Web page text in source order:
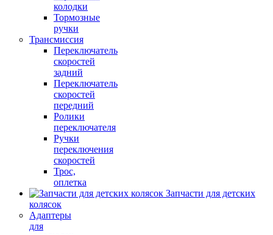
колодки
Тормозные
ручки
Трансмиссия
Переключатель
скоростей
задний
Переключатель
скоростей
передний
Ролики
переключателя
Ручки
переключения
скоростей
Трос,
оплетка
Запчасти для детских
колясок
Адаптеры
для